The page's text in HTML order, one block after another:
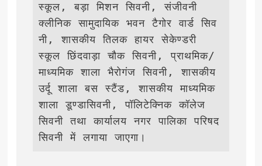
स्कूल, बड़ा मिशन सिवनी, संजीवनी
क्लीनिक सामुदायिक भवन टैगोर वार्ड सिव
नी, शासकीय तिलक हायर सेकेण्डरी
स्कूल छिंदवाड़ा चौक सिवनी, प्राथमिक/
माध्यमिक शाला भैरोगंज सिवनी, शासकीय
उर्दू शाला बस स्टैंड, शासकीय माध्यमिक
शाला डूण्डासिवनी, पॉलिटेक्निक कॉलेज
सिवनी तथा कार्यालय नगर पालिका परिषद
सिवनी में लगाया जाएगा।